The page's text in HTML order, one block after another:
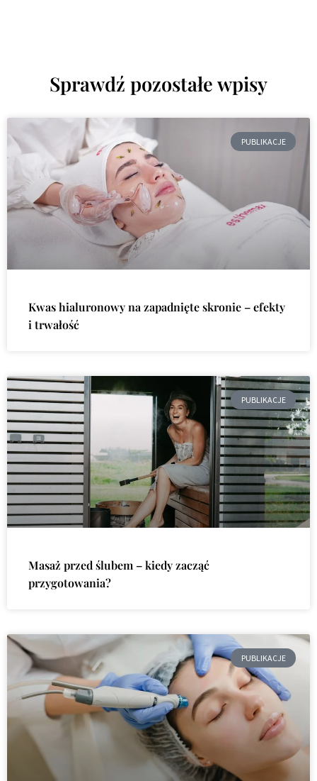
Sprawdź pozostałe wpisy
PUBLIKACJE
Kwas hialuronowy na zapadnięte skronie – efekty
i trwałość
PUBLIKACJE
Masaż przed ślubem – kiedy zacząć
przygotowania?
PUBLIKACJE